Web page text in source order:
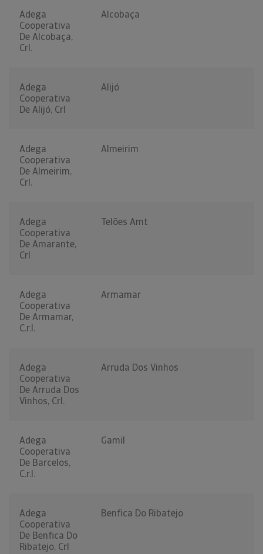
Adega
Cooperativa
De Alcobaça,
Crl.
Alcobaça
Adega
Cooperativa
De Alijó, Crl
Alijó
Adega
Cooperativa
De Almeirim,
Crl.
Almeirim
Adega
Cooperativa
De Amarante,
Crl
Telões Amt
Adega
Cooperativa
De Armamar,
C.r.l.
Armamar
Adega
Cooperativa
De Arruda Dos
Vinhos, Crl.
Arruda Dos Vinhos
Adega
Cooperativa
De Barcelos,
C.r.l.
Gamil
Adega
Cooperativa
De Benfica Do
Ribatejo, Crl
Benfica Do Ribatejo